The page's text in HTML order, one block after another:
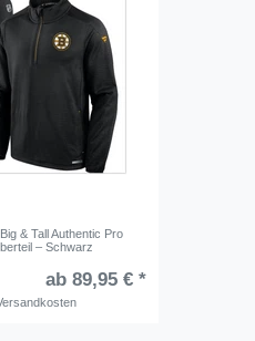
& Tall Authentic Pro
– Schwarz
ab 89,95 € *